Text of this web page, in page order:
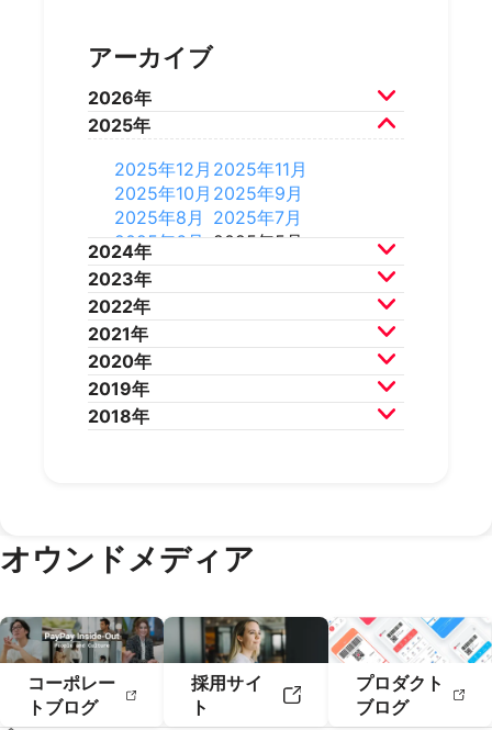
アーカイブ
2026年
2026年7月 2026年6月
2026年5月 2026年4月
2026年3月 2026年2月
2025年
2025年12月 2025年11月
2025年10月 2025年9月
2025年8月 2025年7月
2025年6月 2025年5月
2025年4月 2025年3月
2025年2月 2025年1月
2024年
2024年12月2024年11月
2024年10月2024年9月
2024年8月 2024年7月
2024年6月
2024年4月
2024年2月
2023年
2023年12月2023年11月
2023年10月2023年9月
2023年8月 2023年7月
2023年6月
2023年4月
2022年
2022年12月2022年11月
2022年10月2022年9月
2022年8月 2022年7月
2022年6月
2021年
2021年12月2021年11月
2021年10月2021年9月
2021年8月 2021年7月
2020年
2020年12月2020年11月
2020年10月2020年9月
2019年
2019年12月2019年11月
2019年2月
2019年1月
2018年
オウンドメディア
コーポレー
トブログ
採用サイ
ト
プロダクト
ブログ